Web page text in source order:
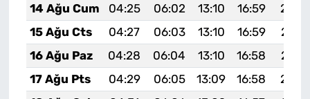
14 Ağu Cum
04:25 06:02 13:10 16:59
15 Ağu Cts
04:27 06:03 13:10 16:59
16 Ağu Paz
04:28 06:04 13:10 16:58
17 Ağu Pts
04:29 06:05 13:09 16:58